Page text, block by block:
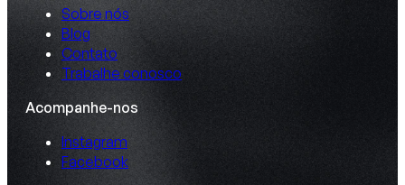
Sobre nós
Blog
Contato
Trabalhe conosco
Acompanhe-nos
Instagram
Facebook